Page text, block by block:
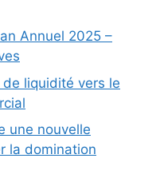
Annuel 2025 –
liquidité vers le
une nouvelle
la domination